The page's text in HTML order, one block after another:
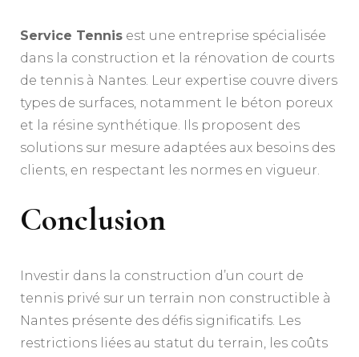
Service Tennis est une entreprise spécialisée
dans la construction et la rénovation de courts
de tennis à Nantes. Leur expertise couvre divers
types de surfaces, notamment le béton poreux
et la résine synthétique. Ils proposent des
solutions sur mesure adaptées aux besoins des
clients, en respectant les normes en vigueur.
Conclusion
Investir dans la construction d’un court de
tennis privé sur un terrain non constructible à
Nantes présente des défis significatifs. Les
restrictions liées au statut du terrain, les coûts